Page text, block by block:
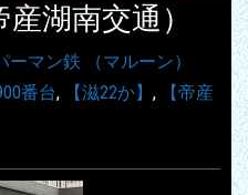
湖南交通）
ーマン鉄 （マルーン）
番台, 【滋22か】 ,
【帝産